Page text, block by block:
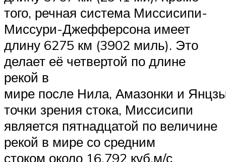
того, речная система Миссисипи-
Миссури-Джефферсона имеет
длину 6275 км (3902 миль). Это
делает её четвертой по длине
рекой в ​​
мире после Нила, Амазонки и
точки зрения стока, Миссисипи
является пятнадцатой по величине
рекой в ​​мире со средним
стоком около 16,792 куб.м/с